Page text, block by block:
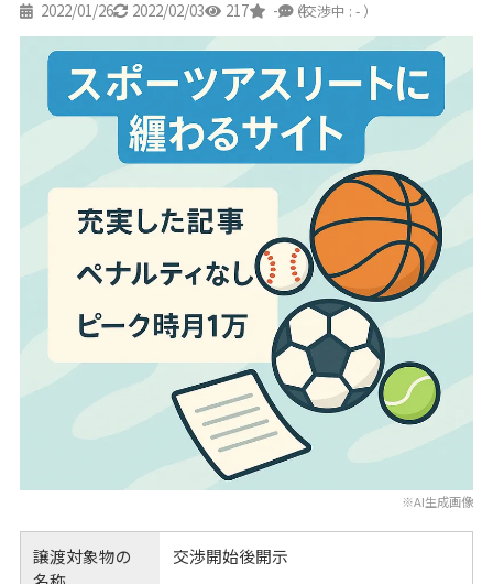
2022/01/26 2022/02/03 217 - 4
（交渉中 : - ）
※AI生成画像
譲渡対象物の
交渉開始後開示